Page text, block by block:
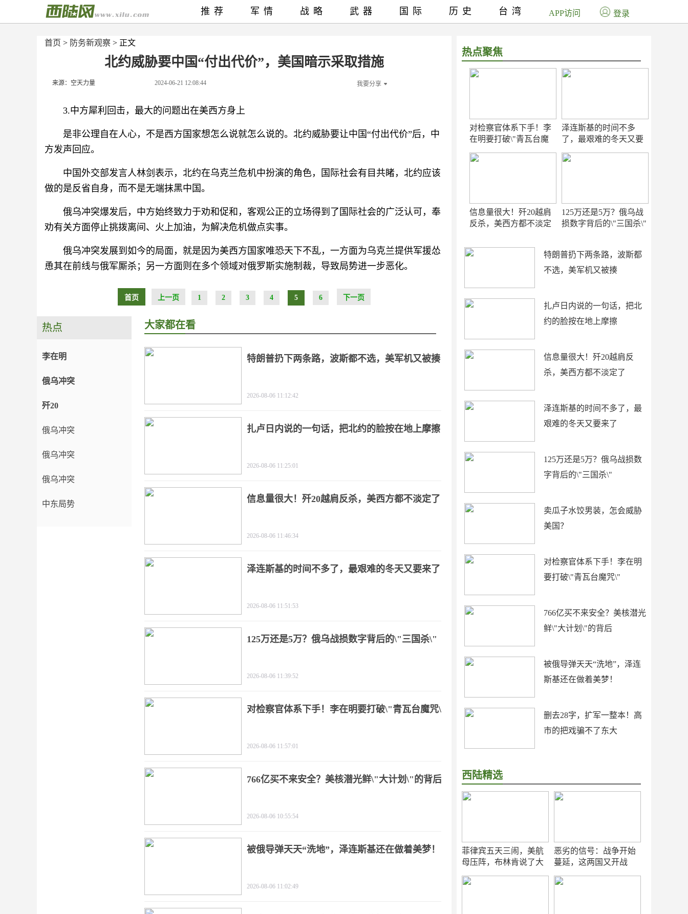
首页 > 防务新观察 > 正文
北约威胁要中国“付出代价”，美国暗示采取措施
来源：空天力量 2024-06-21 12:08:44 我要分享
3.中方犀利回击，最大的问题出在美西方身上
是非公理自在人心，不是西方国家想怎么说就怎么说的。北约威胁要让中国“付出代价”后，中
方发声回应。
中国外交部发言人林剑表示，北约在乌克兰危机中扮演的角色，国际社会有目共睹，北约应该
做的是反省自身，而不是无端抹黑中国。
俄乌冲突爆发后，中方始终致力于劝和促和，客观公正的立场得到了国际社会的广泛认可，奉
劝有关方面停止挑拨离间、火上加油，为解决危机做点实事。
俄乌冲突发展到如今的局面，就是因为美西方国家唯恐天下不乱，一方面为乌克兰提供军援怂
恿其在前线与俄军厮杀；另一方面则在多个领域对俄罗斯实施制裁，导致局势进一步恶化。
首页 上一页 1 2 3 4 5 6 下一页
热点聚焦
对检察官体系下手！李
在明要打破\"青瓦台魔
泽连斯基的时间不多
了，最艰难的冬天又要
信息量很大！歼20越肩
反杀，美西方都不淡定
125万还是5万？俄乌战
损数字背后的\"三国杀\"
特朗普扔下两条路，波斯都
不选，美军机又被揍
扎卢日内说的一句话，把北
约的脸按在地上摩擦
信息量很大！歼20越肩反
杀，美西方都不淡定了
泽连斯基的时间不多了，最
艰难的冬天又要来了
125万还是5万？俄乌战损数
字背后的\"三国杀\"
卖瓜子水饺男装，怎会威胁
美国？
对检察官体系下手！李在明
要打破\"青瓦台魔咒\"
766亿买不来安全？美核潜光
鲜\"大计划\"的背后
被俄导弹天天“洗地”，泽连
斯基还在做着美梦！
删去28字，扩军一整本！高
市的把戏骗不了东大
西陆精选
菲律宾五天三闹，美航
母压阵，布林肯说了大
恶劣的信号：战争开始
蔓延，这两国又开战
推荐 军情 战略 武器 国际 历史 台湾 APP访问 登录
热点
李在明
俄乌冲突
歼20
俄乌冲突
俄乌冲突
俄乌冲突
中东局势
大家都在看
特朗普扔下两条路，波斯都不选，美军机又被揍
2026-08-06 11:12:42
扎卢日内说的一句话，把北约的脸按在地上摩擦
2026-08-06 11:25:01
信息量很大！歼20越肩反杀，美西方都不淡定了
2026-08-06 11:46:34
泽连斯基的时间不多了，最艰难的冬天又要来了
2026-08-06 11:51:53
125万还是5万？俄乌战损数字背后的\"三国杀\"
2026-08-06 11:39:52
对检察官体系下手！李在明要打破\"青瓦台魔咒\"
2026-08-06 11:57:01
766亿买不来安全？美核潜光鲜\"大计划\"的背后
2026-08-06 10:55:54
被俄导弹天天“洗地”，泽连斯基还在做着美梦！
2026-08-06 11:02:49